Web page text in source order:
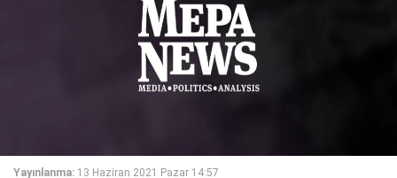
Yayınlanma: 13 Haziran 2021 Pazar 14:57